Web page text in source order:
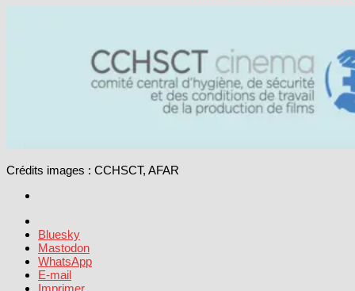
Crédits images : CCHSCT, AFAR
Bluesky
Mastodon
WhatsApp
E-mail